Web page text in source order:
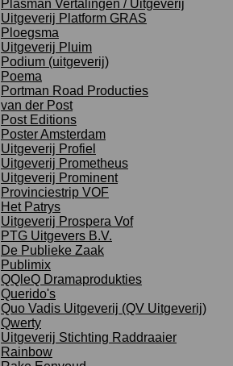
Plasman Vertalingen / Uitgeverij
Uitgeverij Platform GRAS
Ploegsma
Uitgeverij Pluim
Podium (uitgeverij)
Poema
Portman Road Producties
van der Post
Post Editions
Poster Amsterdam
Uitgeverij Profiel
Uitgeverij Prometheus
Uitgeverij Prominent
Provinciestrip VOF
Het Patrys
Uitgeverij Prospera Vof
PTG Uitgevers B.V.
De Publieke Zaak
Publimix
QQleQ Dramaprodukties
Querido's
Quo Vadis Uitgeverij (QV Uitgeverij)
Qwerty
Uitgeverij Stichting Raddraaier
Rainbow